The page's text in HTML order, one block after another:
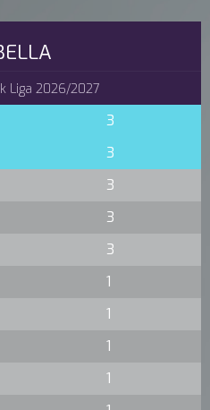
Liga 2026/2027
3
3
3
3
3
1
1
1
1